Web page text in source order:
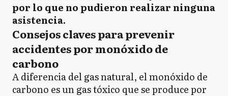
por lo que no pudieron realizar ninguna
asistencia.
Consejos claves para prevenir
accidentes por monóxido de
carbono
A diferencia del gas natural, el monóxido de
carbono es un gas tóxico que se produce por